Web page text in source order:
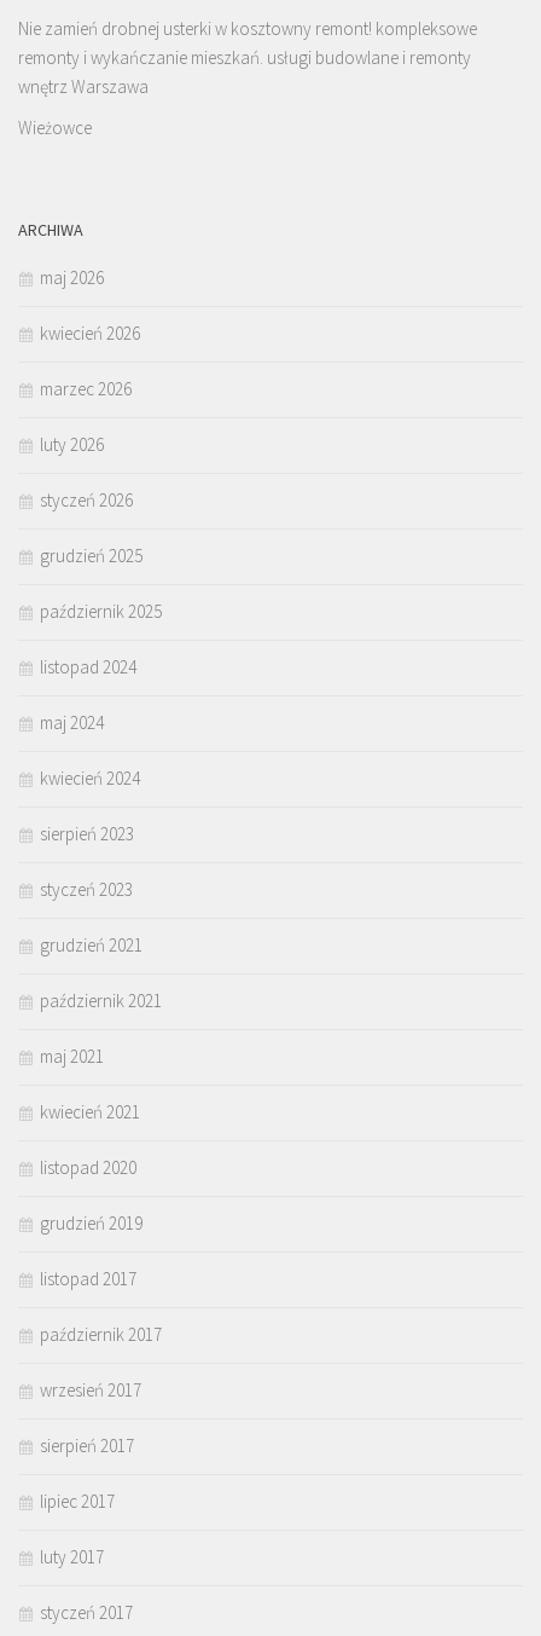
Nie zamień drobnej usterki w kosztowny remont! kompleksowe
remonty i wykańczanie mieszkań. usługi budowlane i remonty
wnętrz Warszawa
Wieżowce
ARCHIWA
maj 2026
kwiecień 2026
marzec 2026
luty 2026
styczeń 2026
grudzień 2025
październik 2025
listopad 2024
maj 2024
kwiecień 2024
sierpień 2023
styczeń 2023
grudzień 2021
październik 2021
maj 2021
kwiecień 2021
listopad 2020
grudzień 2019
listopad 2017
październik 2017
wrzesień 2017
sierpień 2017
lipiec 2017
luty 2017
styczeń 2017